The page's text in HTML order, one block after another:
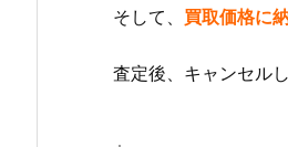
そして、 買取価格に
査定後、キャンセル